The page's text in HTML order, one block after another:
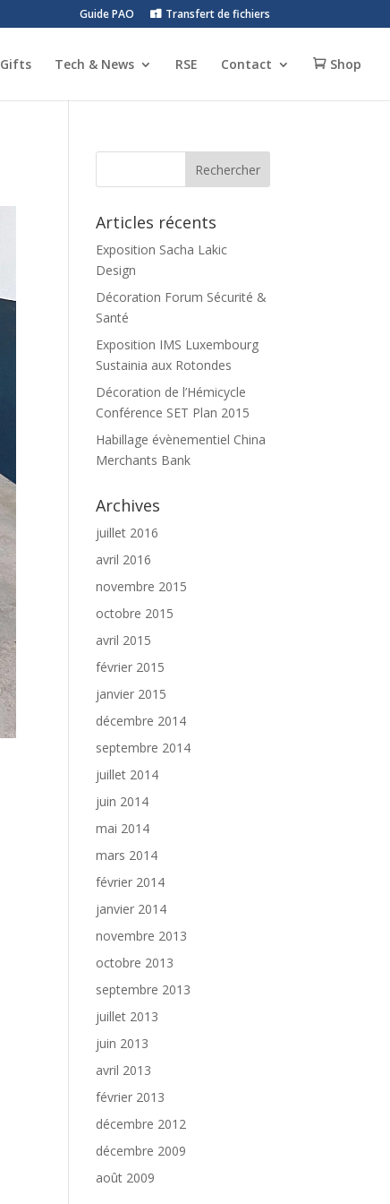
Guide PAO Transfert de fichiers
Gifts Tech & News RSE Contact Shop
Articles récents
Exposition Sacha Lakic
Design
Décoration Forum Sécurité &
Santé
Exposition IMS Luxembourg
Sustainia aux Rotondes
Décoration de l’Hémicycle
Conférence SET Plan 2015
Habillage évènementiel China
Merchants Bank
Archives
juillet 2016
avril 2016
novembre 2015
octobre 2015
avril 2015
février 2015
janvier 2015
décembre 2014
septembre 2014
juillet 2014
juin 2014
mai 2014
mars 2014
février 2014
janvier 2014
novembre 2013
octobre 2013
septembre 2013
juillet 2013
juin 2013
avril 2013
février 2013
décembre 2012
décembre 2009
août 2009